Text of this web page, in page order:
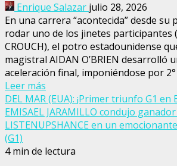
Enrique Salazar julio 28, 2026
En una carrera “acontecida” desde su
rodar uno de los jinetes participantes
CROUCH), el potro estadounidense
magistral AIDAN O’BRIEN desarrolló
aceleración final, imponiéndose por
Leer más
DEL MAR (EUA): ¡Primer triunfo G1 en
EMISAEL JARAMILLO condujo
LISTENUPSHANCE en un emocionante
(G1)
4 min de lectura